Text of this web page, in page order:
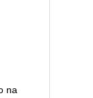
na